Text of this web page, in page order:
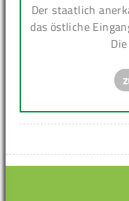
Der staatlich
das östliche